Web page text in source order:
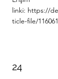
linki: https://
ticle-file/
24